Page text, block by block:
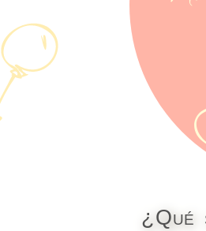
¿Qué